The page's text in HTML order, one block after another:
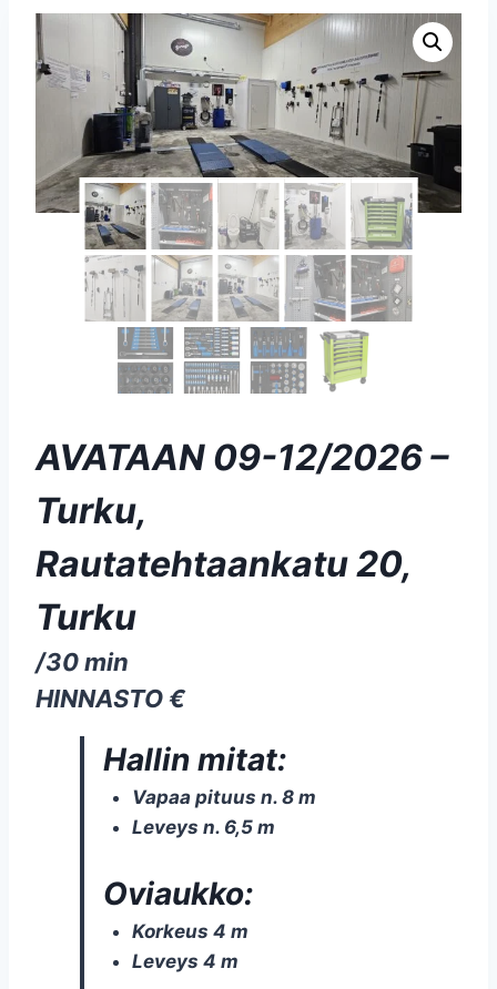
AVATAAN 09-12/2026 –
Turku,
Rautatehtaankatu 20,
Turku
/30 min
HINNASTO €
Hallin mitat:
Vapaa pituus n. 8 m
Leveys n. 6,5 m
Oviaukko:
Korkeus 4 m
Leveys 4 m